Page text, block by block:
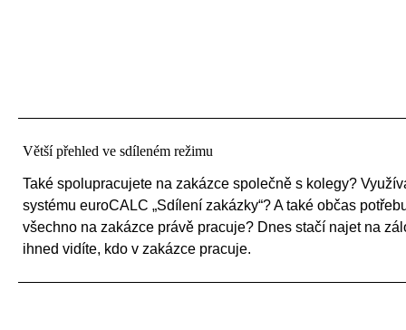
Větší přehled ve sdíleném režimu
Také spolupracujete na zakázce společně s kolegy?
systému euroCALC „Sdílení zakázky“? A také občas
všechno na zakázce právě pracuje? Dnes stačí najet na
ihned vidíte, kdo v zakázce pracuje.